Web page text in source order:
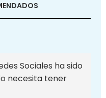
Sociales ha sido
necesita tener